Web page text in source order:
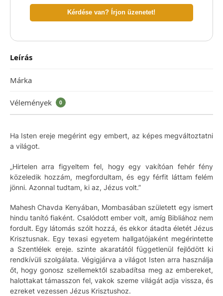
Kérdése van? Írjon üzenetet!
Leírás
Márka
Vélemények 0
Ha Isten ereje megérint egy embert, az képes megváltoztatni
a világot.
„Hirtelen arra figyeltem fel, hogy egy vakítóan fehér fény
közeledik hozzám, megfordultam, és egy férfit láttam felém
jönni. Azonnal tudtam, ki az, Jézus volt.”
Mahesh Chavda Kenyában, Mombasában született egy ismert
hindu tanító fiaként. Csalódott ember volt, amíg Bibliához nem
fordult. Egy látomás szólt hozzá, és ekkor átadta életét Jézus
Krisztusnak. Egy texasi egyetem hallgatójaként megérintette
a Szentlélek ereje. szinte akaratától függetlenül fejlődött ki
rendkívüli szolgálata. Végigjárva a világot Isten arra használja
őt, hogy gonosz szellemektől szabadítsa meg az embereket,
halottakat támasszon fel, vakok szeme világát adja vissza, és
ezreket vezessen Jézus Krisztushoz.